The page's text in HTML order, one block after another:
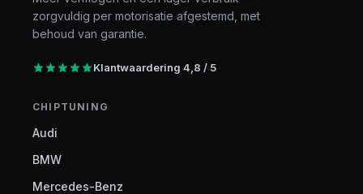
zorgvuldig per motorisatie afgestemd, met
behoud van garantie.
Klantwaardering 4,8 / 5
CHIPTUNING
Audi
BMW
Mercedes-Benz